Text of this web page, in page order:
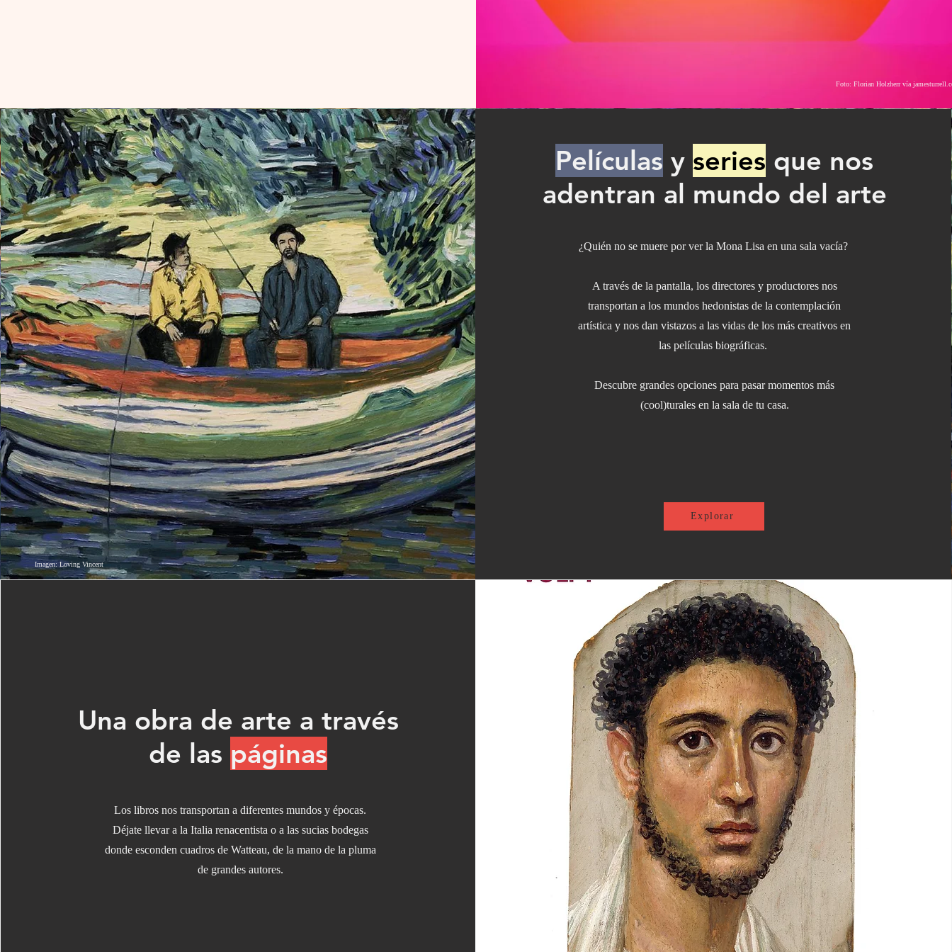
Foto: Florian Holzherr vía
Imagen: Loving Vincent
Películas y series que nos
adentran al mundo del arte
¿Quién no se muere por ver la Mona Lisa en una sala vacía?
A través de la pantalla, los directores y productores nos
transportan a los mundos hedonistas de la contemplación
artística y nos dan vistazos a las vidas de los más creativos en
las películas biográficas.
Descubre grandes opciones para pasar momentos más
(cool)turales en la sala de tu casa.
Explorar
Una obra de arte a través
de las páginas
Los libros nos transportan a diferentes mundos y épocas.
Déjate llevar a la Italia renacentista o a las sucias bodegas
donde esconden cuadros de Watteau, de la mano de la pluma
de grandes autores.